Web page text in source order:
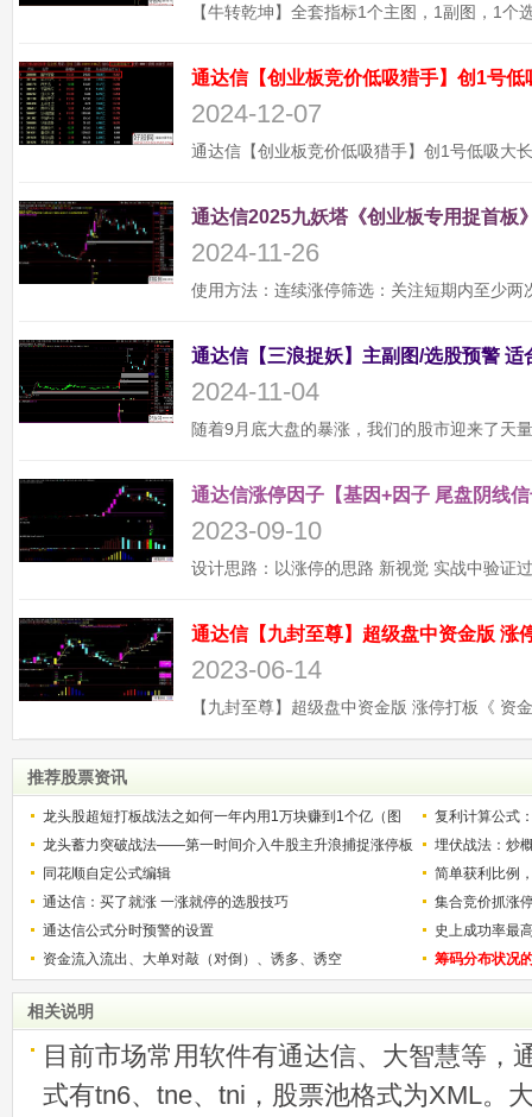
通达信【创业板竞价低吸猎手】创1号
2024-12-07
通达信2025九妖塔《创业板专用捉首板
2024-11-26
2024-11-04
通达信涨停因子【基因+因子 尾盘阴线
2023-09-10
2023-06-14
推荐股票资讯
龙头股超短打板战法之如何一年内用1万块赚到1个亿（图
解）
复利计算公式
少？
龙头蓄力突破战法——第一时间介入牛股主升浪捕捉涨停板
的技巧（图解）
埋伏战法：炒
同花顺自定公式编辑
简单获利比例
用
通达信：买了就涨 一涨就停的选股技巧
集合竞价抓涨
通达信公式分时预警的设置
史上成功率最
称选股法宝！
资金流入流出、大单对敲（对倒）、诱多、诱空 筹码分布状况
相关说明
目前市场常用软件有通达信、大智慧等，
式有tn6、tne、tni，股票池格式为XML。